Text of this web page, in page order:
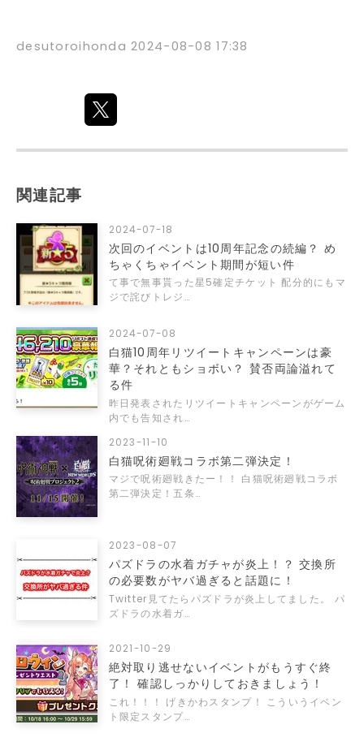
desutoroihonda 2024-08-08 17:38
関連記事
2024-07-18
次回のイベントは10周年記念の続編？ め
ちゃくちゃイベント期間が短い件
て事で無事貰った星5確定チケット 配分的にもマ
ジで詫びトレジ…
2024-07-08
白猫10周年リツイートキャンペーンは豪
華？それともショボい？ 賛否両論溢れて
る件
昨日発表されたリツイートキャンペーンがゲーム
内でも告知され…
2023-11-10
白猫呪術廻戦コラボ第二弾決定！
マジで呪術廻戦きたー！！ 白猫呪術廻戦コラボ
第二弾決定！五条…
2023-08-07
パズドラの水着ガチャが炎上！？ 交換所
の必要数がヤバ過ぎると話題に！
Twitter見てたらパズドラが炎上してました。 パ
ズドラの水着ガ…
2021-10-29
絶対取り逃せないイベントがもうすぐ終
了！ 確認しっかりしておきましょう！
これ！！！ げきかわスタンプ！ こういうイベン
ト限定スタンプ…